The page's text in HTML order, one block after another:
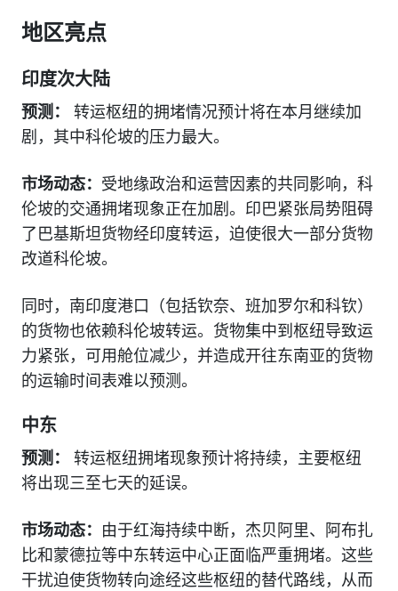
地区亮点
印度次大陆
预测： 转运枢纽的拥堵情况预计将在本月继续加
剧，其中科伦坡的压力最大。
市场动态： 受地缘政治和运营因素的共同影响，科
伦坡的交通拥堵现象正在加剧。印巴紧张局势阻碍
了巴基斯坦货物经印度转运，迫使很大一部分货物
改道科伦坡。
同时，南印度港口（包括钦奈、班加罗尔和科钦）
的货物也依赖科伦坡转运。货物集中到枢纽导致运
力紧张，可用舱位减少，并造成开往东南亚的货物
的运输时间表难以预测。
中东
预测： 转运枢纽拥堵现象预计将持续，主要枢纽
将出现三至七天的延误。
市场动态： 由于红海持续中断，杰贝阿里、阿布扎
比和蒙德拉等中东转运中心正面临严重拥堵。这些
干扰迫使货物转向途经这些枢纽的替代路线，从而